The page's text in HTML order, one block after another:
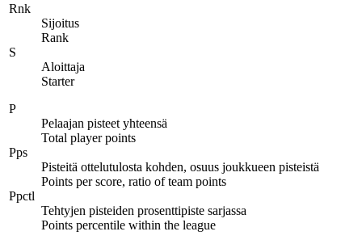
Rnk
Sijoitus
Rank
S
Aloittaja
Starter
P
Pelaajan pisteet yhteensä
Total player points
Pps
Pisteitä ottelutulosta kohden, osuus joukkueen pisteistä
Points per score, ratio of team points
Ppctl
Tehtyjen pisteiden prosenttipiste sarjassa
Points percentile within the league